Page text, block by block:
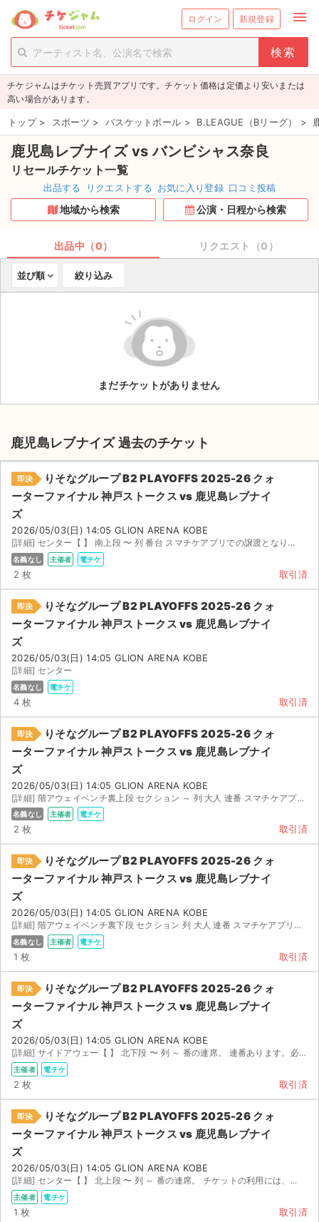
ログイン 新規登録 menu
person_add 新規会員登録
チケットを探す
新着チケット
値下げしたチケット
都道府県からチケットを探す
もうすぐ開催のチケット
チケットのリクエスト一覧
取扱チケット
ライブ・コンサート（国内）
ライブ・コンサート（海外）
スポーツ
演劇・ミュージカル
ご利用ガイド
ご利用ガイド
手数料・お支払い方法
AIに質問する
よくある質問
お知らせ
サイト情報
チケットジャム運営会社
チケットジャム利用規約
プライバシーポリシー
特定商取引法に基づく表記
公演登録依頼
不正転売禁止法について
チケットジャムの取り組み
音楽情報
チケジャムはチケット売買アプリです。チケット価格は定価より安いまたは
高い場合があります。
トップ > スポーツ > バスケットボール > B.LEAGUE（Bリーグ） >
鹿児島レブナイズ vs バンビシャス奈良
リセールチケット一覧
出品する リクエストする お気に入り登録 口コミ投稿
地域から検索 公演・日程から検索
出品中（0） リクエスト（0）
並び順 絞り込み
まだチケットがありません
鹿児島レブナイズ 過去のチケット
即決
りそなグループ B2 PLAYOFFS 2025-26 クォ
ーターファイナル 神戸ストークス vs 鹿児島レブナイ
ズ
2026/05/03(日) 14:05 GLION ARENA KOBE
[詳細] センター【 】 南上段 〜 列 番台 スマチケアプリでの譲渡となり...
名義なし 主催者 電チケ
2 枚 取引済
即決
りそなグループ B2 PLAYOFFS 2025-26 クォ
ーターファイナル 神戸ストークス vs 鹿児島レブナイ
ズ
2026/05/03(日) 14:05 GLION ARENA KOBE
[詳細] センター
名義なし 電チケ
4 枚 取引済
即決
りそなグループ B2 PLAYOFFS 2025-26 クォ
ーターファイナル 神戸ストークス vs 鹿児島レブナイ
ズ
2026/05/03(日) 14:05 GLION ARENA KOBE
[詳細] 階アウェイベンチ裏上段 セクション ～ 列 大人 連番 スマチケアプリでの譲...
名義なし 主催者 電チケ
2 枚 取引済
即決
りそなグループ B2 PLAYOFFS 2025-26 クォ
ーターファイナル 神戸ストークス vs 鹿児島レブナイ
ズ
2026/05/03(日) 14:05 GLION ARENA KOBE
[詳細] 階アウェイベンチ裏下段 セクション 列 大人 連番 スマチケアプリでの譲渡となり...
名義なし 主催者 電チケ
1 枚 取引済
即決
りそなグループ B2 PLAYOFFS 2025-26 クォ
ーターファイナル 神戸ストークス vs 鹿児島レブナイ
ズ
2026/05/03(日) 14:05 GLION ARENA KOBE
[詳細] サイドアウェー【 】 北下段 〜 列 ～ 番の連席。 連番あります。必要...
主催者 電チケ
2 枚 取引済
即決
りそなグループ B2 PLAYOFFS 2025-26 クォ
ーターファイナル 神戸ストークス vs 鹿児島レブナイ
ズ
2026/05/03(日) 14:05 GLION ARENA KOBE
[詳細] センター【 】 北上段 〜 列 ～ 番の連席。 チケットの利用には、...
主催者 電チケ
1 枚 取引済